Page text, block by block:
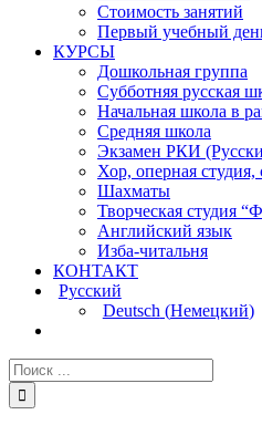
Стоимость занятий
Первый учебный
КУРСЫ
Дошкольная группа
Субботняя русская
Начальная школа в
Средняя школа
Экзамен РКИ
Хор, оперная
Шахматы
Творческая студия
Английский язык
Изба-читальня
КОНТАКТ
Русский
Deutsch (Немецкий)